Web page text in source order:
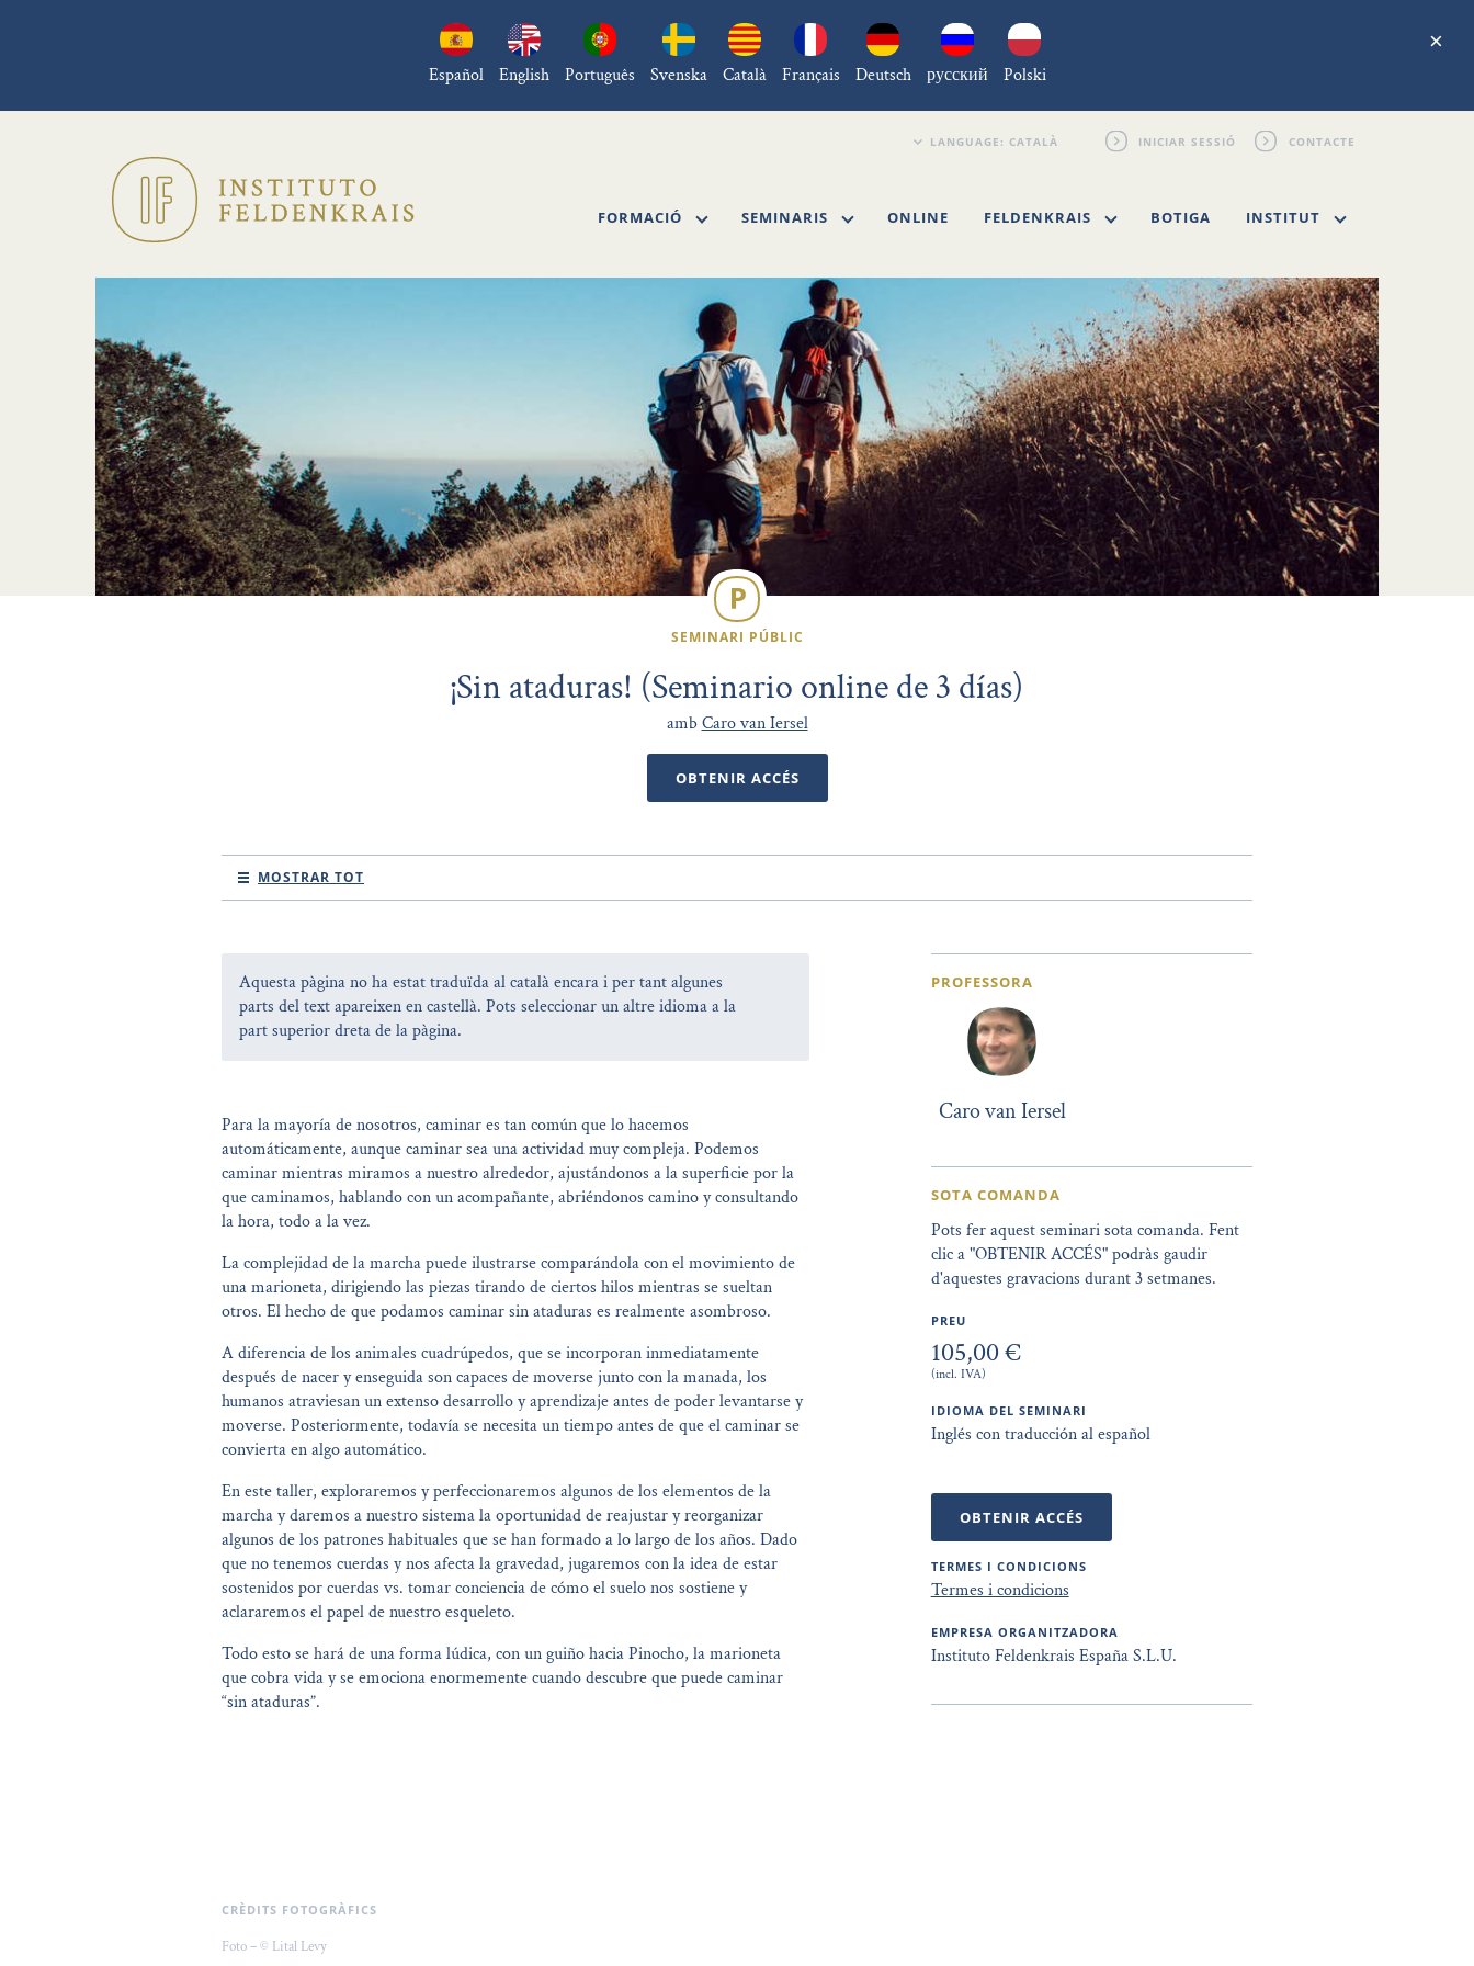
Español English Português Svenska Català Français Deutsch русский Polski
×
INICIAR SESSIÓ CONTACTE
FORMACIÓ SEMINARIS ONLINE FELDENKRAIS BOTIGA INSTITUT
SEMINARI PÚBLIC
¡Sin ataduras! (Seminario online de 3 días)
ambCaro van Iersel
OBTENIR ACCÉS
MOSTRAR TOT
Aquesta pàgina no ha estat traduïda al català encara i per tant algunes
parts del text apareixen en castellà. Pots seleccionar un altre idioma a la
part superior dreta de la pàgina.
Para la mayoría de nosotros, caminar es tan común que lo hacemos
automáticamente, aunque caminar sea una actividad muy compleja. Podemos
caminar mientras miramos a nuestro alrededor, ajustándonos a la superficie por la
que caminamos, hablando con un acompañante, abriéndonos camino y consultando
la hora, todo a la vez.
La complejidad de la marcha puede ilustrarse comparándola con el movimiento de
una marioneta, dirigiendo las piezas tirando de ciertos hilos mientras se sueltan
otros. El hecho de que podamos caminar sin ataduras es realmente asombroso.
A diferencia de los animales cuadrúpedos, que se incorporan inmediatamente
después de nacer y enseguida son capaces de moverse junto con la manada, los
humanos atraviesan un extenso desarrollo y aprendizaje antes de poder levantarse y
moverse. Posteriormente, todavía se necesita un tiempo antes de que el caminar se
convierta en algo automático.
En este taller, exploraremos y perfeccionaremos algunos de los elementos de la
marcha y daremos a nuestro sistema la oportunidad de reajustar y reorganizar
algunos de los patrones habituales que se han formado a lo largo de los años. Dado
que no tenemos cuerdas y nos afecta la gravedad, jugaremos con la idea de estar
sostenidos por cuerdas vs. tomar conciencia de cómo el suelo nos sostiene y
aclararemos el papel de nuestro esqueleto.
Todo esto se hará de una forma lúdica, con un guiño hacia Pinocho, la marioneta
que cobra vida y se emociona enormemente cuando descubre que puede caminar
“sin ataduras”.
PROFESSORA
Caro van Iersel
SOTA COMANDA
Pots fer aquest seminari sota comanda. Fent
clic a "OBTENIR ACCÉS" podràs gaudir
d'aquestes gravacions durant 3 setmanes.
PREU
105,00 €
(incl. IVA)
IDIOMA DEL SEMINARI
Inglés con traducción al español
OBTENIR ACCÉS
TERMES I CONDICIONS
Termes i condicions
EMPRESA ORGANITZADORA
Instituto Feldenkrais España S.L.U.
CRÈDITS FOTOGRÀFICS
Foto – © Lital Levy